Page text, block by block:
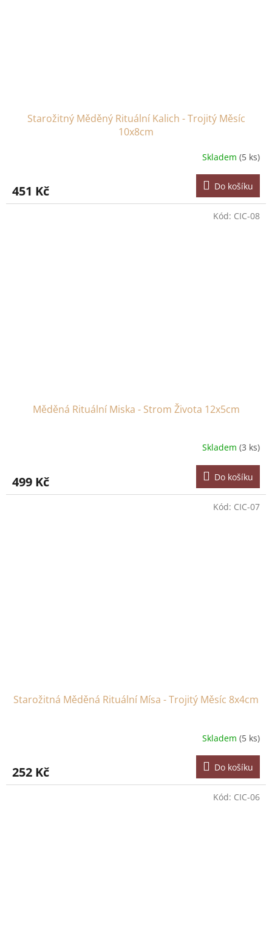
Starožitný Měděný Rituální Kalich - Trojitý Měsíc
10x8cm
Skladem (5 ks)
451 Kč Do košíku
Měděná Rituální Miska - Strom Života 12x5cm
Skladem (3 ks)
499 Kč Do košíku
Kód: CIC-08
Starožitná Měděná Rituální Mísa - Trojitý Měsíc 8x4cm
Skladem (5 ks)
252 Kč Do košíku
Kód: CIC-07
Kód: CIC-06